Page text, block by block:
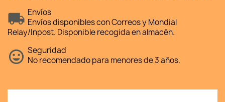
Envíos
Envíos disponibles con Correos y Mondial
Relay/Inpost. Disponible recogida en almacén.
Seguridad
No recomendado para menores de 3 años.